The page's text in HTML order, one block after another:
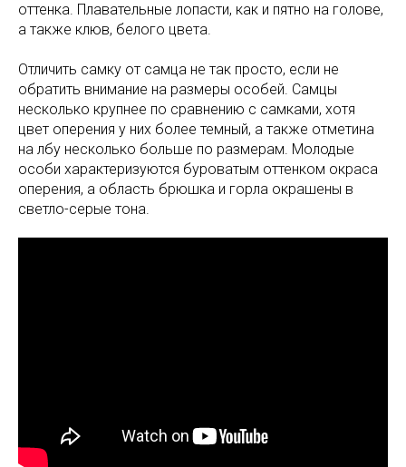
оттенка. Плавательные лопасти, как и пятно на голове,
а также клюв, белого цвета.
Отличить самку от самца не так просто, если не
обратить внимание на размеры особей. Самцы
несколько крупнее по сравнению с самками, хотя
цвет оперения у них более темный, а также отметина
на лбу несколько больше по размерам. Молодые
особи характеризуются буроватым оттенком окраса
оперения, а область брюшка и горла окрашены в
светло-серые тона.